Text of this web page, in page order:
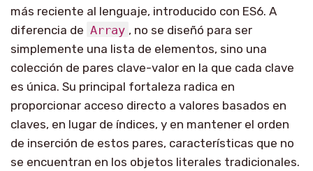
más reciente al lenguaje, introducido con ES6. A
diferencia de Array , no se diseñó para ser
simplemente una lista de elementos, sino una
colección de pares clave-valor en la que cada clave
es única. Su principal fortaleza radica en
proporcionar acceso directo a valores basados en
claves, en lugar de índices, y en mantener el orden
de inserción de estos pares, características que no
se encuentran en los objetos literales tradicionales.